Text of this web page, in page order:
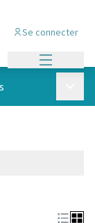
Se connecter